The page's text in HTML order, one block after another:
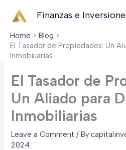
Finanzas e
Home
Blog
El Tasador de Propiedades: Un
Inmobiliarias
El Tasador de
Un Aliado para
Inmobiliarias
Leave a Comment / By
2024